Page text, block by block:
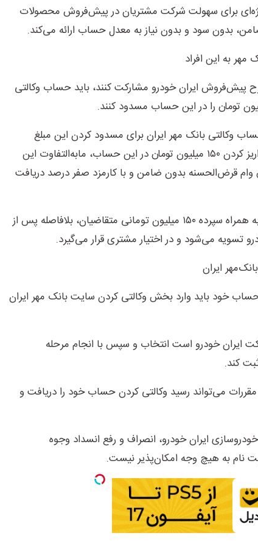
برای سهولت شرکت مشتریان در پیش‌فروش محصولات
بدون سود و بدون نیاز به معدل حساب ارائه می‌کند.
پیش‌فروش ایران خودرو مشارکت کنند، باید حساب وکالتی
وکالتی بانک مهر ایران برای مسدود کردن این مبلغ
استفاده کنند، می‌توانند با واریز کردن ۱۵۰ میلیون تومان در این حساب، مابه‌التفاوت این
تومان وام قرض‌الحسنه بدون ضامن و با کارمزد صفر درصد دریافت
این وام ۸۰ میلیون تومانی به همراه سپرده ۱۵۰ میلیون تومانی متقاضیان، بلافاصله پس از
تسویه می‌شود و در اختیار مشتری قرار می‌گیرد.
ایران
خود باید وارد بخش وکالتی کردن سایت بانک مهر ایران
ایران خودرو است انتخاب و سپس با انجام مرحله
کند.
مقررات می‌تواند رسید وکالتی کردن حساب خود را دریافت و
ایران خودرو، انصراف و رفع انسداد وجوه
نام به هیچ وجه امکان‌پذیر نیست.